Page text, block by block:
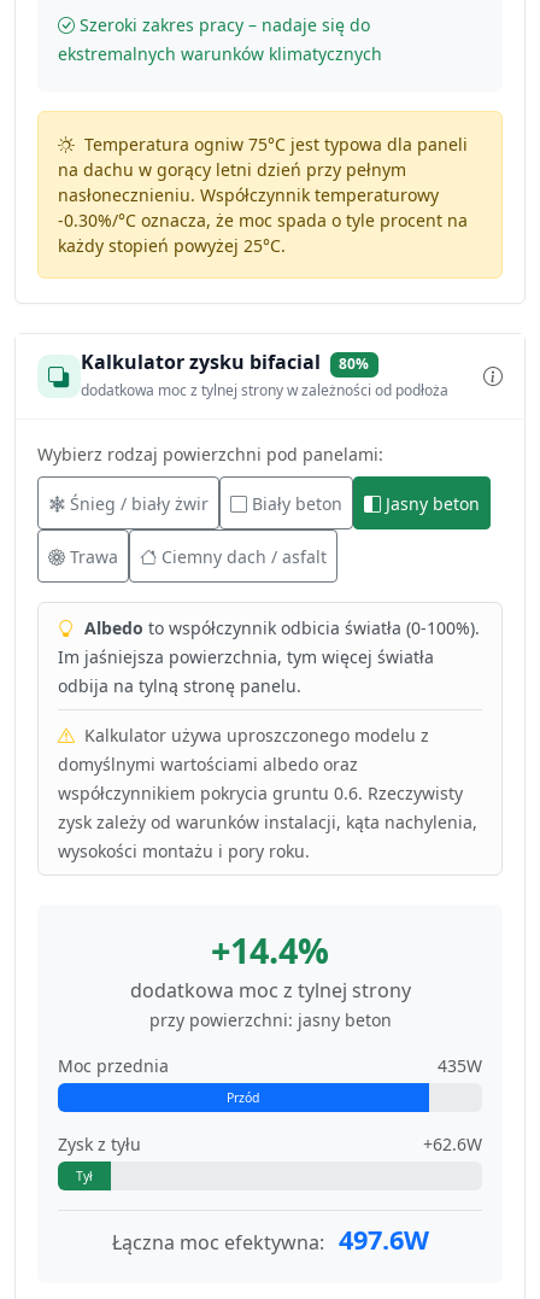
Szeroki zakres pracy – nadaje się do
ekstremalnych warunków klimatycznych
Temperatura ogniw 75°C jest typowa dla paneli
na dachu w gorący letni dzień przy pełnym
nasłonecznieniu. Współczynnik temperaturowy
-0.30%/°Coznacza, że moc spada o tyle procent na
każdy stopień powyżej 25°C.
Kalkulator zysku bifacial
80%
dodatkowa moc z tylnej strony w zależności od podłoża
Wybierz rodzaj powierzchni pod panelami:
Śnieg / biały żwir Biały beton Jasny beton
Trawa Ciemny dach / asfalt
Albedo to współczynnik odbicia światła (0-100%).
Im jaśniejsza powierzchnia, tym więcej światła
odbija na tylną stronę panelu.
Kalkulator używa uproszczonego modelu z
domyślnymi wartościami albedo oraz
współczynnikiem pokrycia gruntu 0.6. Rzeczywisty
zysk zależy od warunków instalacji, kąta nachylenia,
wysokości montażu i pory roku.
+14.4%
dodatkowa moc z tylnej strony
przy powierzchni: jasny beton
Moc przednia
435W
Przód
Zysk z tyłu +62.6W
Tył
Łączna moc efektywna: 497.6W